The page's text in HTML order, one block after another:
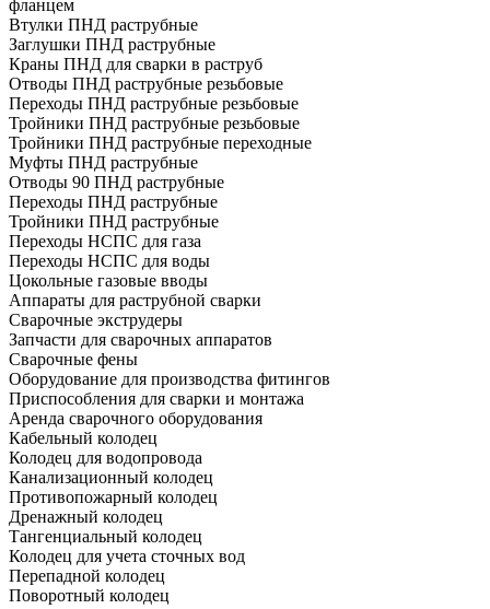
фланцем
Втулки ПНД раструбные
Заглушки ПНД раструбные
Краны ПНД для сварки в раструб
Отводы ПНД раструбные резьбовые
Переходы ПНД раструбные резьбовые
Тройники ПНД раструбные резьбовые
Тройники ПНД раструбные переходные
Муфты ПНД раструбные
Отводы 90 ПНД раструбные
Переходы ПНД раструбные
Тройники ПНД раструбные
Переходы НСПС для газа
Переходы НСПС для воды
Цокольные газовые вводы
Аппараты для раструбной сварки
Сварочные экструдеры
Запчасти для сварочных аппаратов
Сварочные фены
Оборудование для производства фитингов
Приспособления для сварки и монтажа
Аренда сварочного оборудования
Кабельный колодец
Колодец для водопровода
Канализационный колодец
Противопожарный колодец
Дренажный колодец
Тангенциальный колодец
Колодец для учета сточных вод
Перепадной колодец
Поворотный колодец